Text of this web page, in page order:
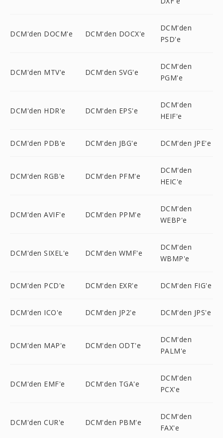
DCM'den DOCM'e DCM'den DOCX'e
DCM'den
PSD'e
DCM'den MTV'e DCM'den SVG'e
DCM'den
PGM'e
DCM'den HDR'e DCM'den EPS'e
DCM'den
HEIF'e
DCM'den PDB'e DCM'den JBG'e DCM'den JPE'e
DCM'den RGB'e DCM'den PFM'e
DCM'den
HEIC'e
DCM'den AVIF'e DCM'den PPM'e
DCM'den
WEBP'e
DCM'den SIXEL'e DCM'den WMF'e
DCM'den
WBMP'e
DCM'den PCD'e DCM'den EXR'e DCM'den FIG'e
DCM'den ICO'e DCM'den JP2'e DCM'den JPS'e
DCM'den MAP'e DCM'den ODT'e
DCM'den
PALM'e
DCM'den EMF'e DCM'den TGA'e
DCM'den
PCX'e
DCM'den CUR'e DCM'den PBM'e
DCM'den
FAX'e